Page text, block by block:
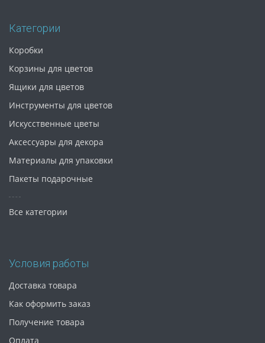
Категории
Коробки
Корзины для цветов
Ящики для цветов
Инструменты для цветов
Искусственные цветы
Аксессуары для декора
Материалы для упаковки
Пакеты подарочные
Все категории
Условия работы
Доставка товара
Как оформить заказ
Получение товара
Оплата